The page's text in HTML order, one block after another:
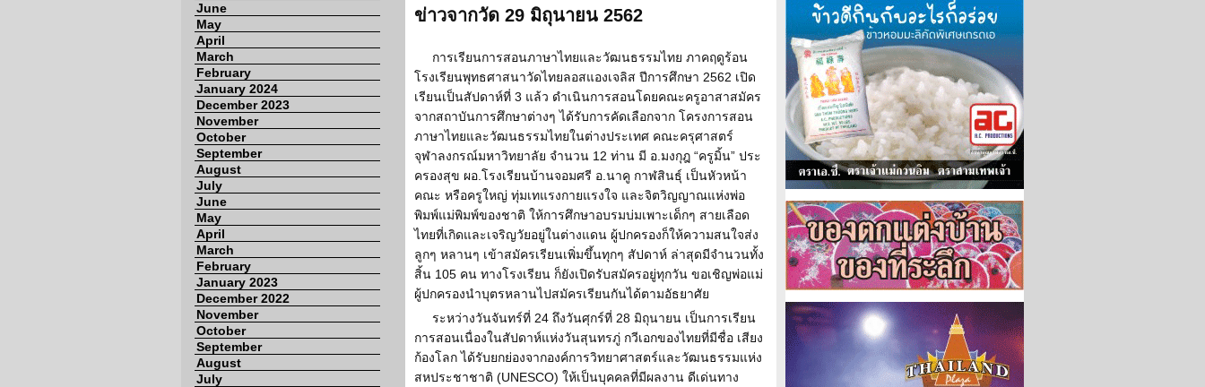
June
May
April
March
February
January 2024
December 2023
November
October
September
August
July
June
May
April
March
February
January 2023
December 2022
November
October
September
August
July
ข่าวจากวัด 29 มิถุนายน 2562
การเรียนการสอนภาษาไทยและวัฒนธรรมไทย ภาคฤดูร้อน
โรงเรียนพุทธศาสนาวัดไทยลอสแองเจลิส ปีการศึกษา 2562 เปิด
เรียนเป็นสัปดาห์ที่ 3 แล้ว ดำเนินการสอนโดยคณะครูอาสาสมัคร
จากสถาบันการศึกษาต่างๆ ได้รับการคัดเลือกจาก โครงการสอน
ภาษาไทยและวัฒนธรรมไทยในต่างประเทศ คณะครุศาสตร์
จุฬาลงกรณ์มหาวิทยาลัย จำนวน 12 ท่าน มี อ.มงกุฎ “ครูมิ้น” ประ
ครองสุข ผอ.โรงเรียนบ้านจอมศรี อ.นาคู กาฬสินธุ์ เป็นหัวหน้า
คณะ หรือครูใหญ่ ทุ่มเทแรงกายแรงใจ และจิตวิญญาณแห่งพ่อ
พิมพ์แม่พิมพ์ของชาติ ให้การศึกษาอบรมบ่มเพาะเด็กๆ สายเลือด
ไทยที่เกิดและเจริญวัยอยู่ในต่างแดน ผู้ปกครองก็ให้ความสนใจส่ง
ลูกๆ หลานๆ เข้าสมัครเรียนเพิ่มขึ้นทุกๆ สัปดาห์ ล่าสุดมีจำนวนทั้ง
สิ้น 105 คน ทางโรงเรียน ก็ยังเปิดรับสมัครอยู่ทุกวัน ขอเชิญพ่อแม่
ผู้ปกครองนำบุตรหลานไปสมัครเรียนกันได้ตามอัธยาศัย
ระหว่างวันจันทร์ที่ 24 ถึงวันศุกร์ที่ 28 มิถุนายน เป็นการเรียน
การสอนเนื่องในสัปดาห์แห่งวันสุนทรภู่ กวีเอกของไทยที่มีชื่อ เสียง
ก้องโลก ได้รับยกย่องจากองค์การวิทยาศาสตร์และวัฒนธรรมแห่ง
สหประชาชาติ (UNESCO) ให้เป็นบุคคลที่มีผลงาน ดีเด่นทาง